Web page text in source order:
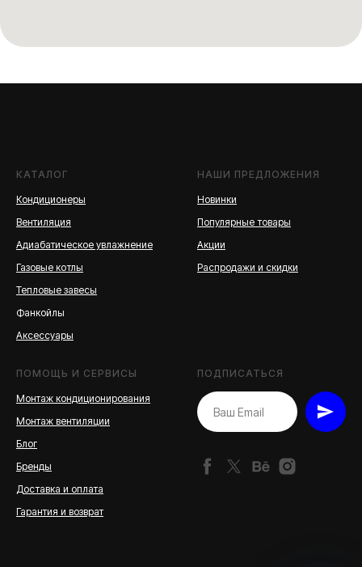
КАТАЛОГ
Кондиционеры
Вентиляция
Адиабатическое увлажнение
Газовые котлы
Тепловые завесы
Фанкойлы
Аксессуары
НАШИ ПРЕДЛОЖЕНИЯ
Новинки
Популярные товары
Акции
Распродажи и скидки
ПОМОЩЬ И СЕРВИСЫ
Монтаж кондиционирования
Монтаж вентиляции
Блог
Бренды
Доставка и оплата
Гарантия и возврат
ПОДПИСАТЬСЯ